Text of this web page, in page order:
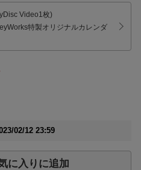
Video1枚)
特製オリジナルカレンダ
02/12 23:59
に入りに追加